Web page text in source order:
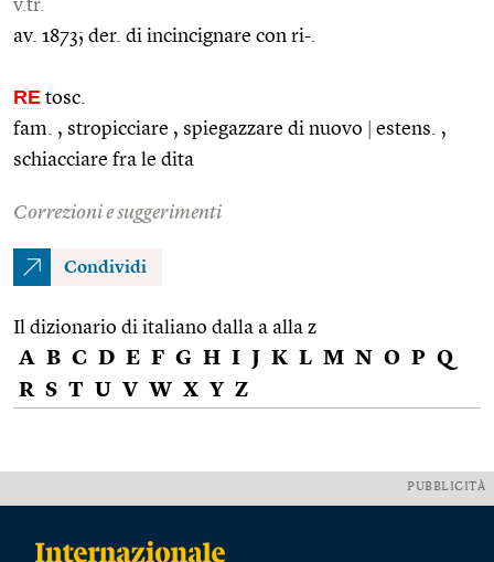
v.tr.
av. 1873; der. di incincignare con ri-.
RE tosc.
fam. , stropicciare , spiegazzare di nuovo
estens. ,
schiacciare fra le dita
Correzioni e suggerimenti
Condividi
Il dizionario di italiano dalla a alla z
A B C D E F G H I J K L M N O P Q
R S T U V W X Y Z
PUBBLICITÀ